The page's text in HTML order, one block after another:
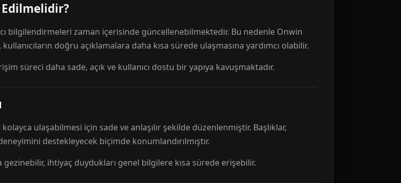
bilgilendirmeleri zaman içerisinde güncellenebilmektedir. Bu nedenle Onwin
doğru açıklamalara daha kısa sürede ulaşmasına yardımcı olabilir.
süreci daha sade, açık ve kullanıcı dostu bir yapıya kavuşmaktadır.
ulaşabilmesi için sade ve anlaşılır şekilde düzenlenmiştir. Başlıklar,
destekleyecek biçimde konumlandırılmıştır.
gezinebilir, ihtiyaç duydukları genel bilgilere kısa sürede erişebilir.